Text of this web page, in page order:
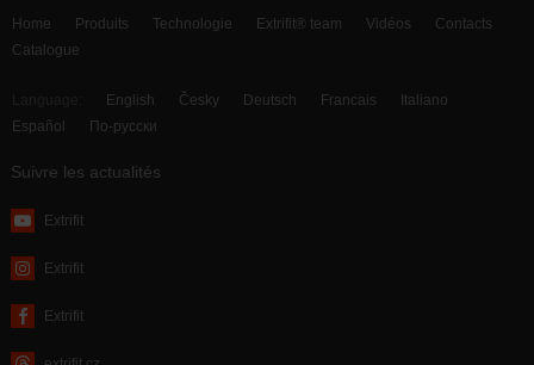
Home Produits Technologie Extrifit® team Vidéos
Contacts
Catalogue
English Česky Deutsch Francais
Italiano
Español
По-русски
Suivre les actualités
Extrifit
Extrifit
Extrifit